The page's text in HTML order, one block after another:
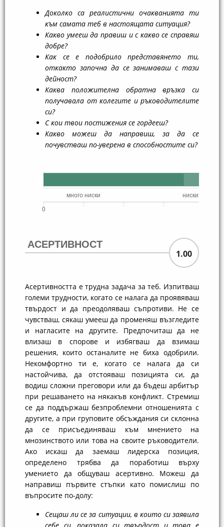
Доколко са реалистични очакванията ти
към самата теб в настоящата ситуация?
Какво умееш да правиш и с какво се справяш
добре?
Как се е подобрило представянето ти,
откакто започна да се занимаваш с тази
дейност?
Каква положителна обратна връзка си
получавала от колегите и ръководителите
си?
С кои твои постижения се гордееш?
Какво можеш да направиш, за да се
почувстваш по-уверена в способностите си?
АСЕРТИВНОСТ
1.00
Асертивността е трудна задача за теб. Изпитваш
големи трудности, когато се налага да проявяваш
твърдост и да преодоляваш съпротиви. Не се
чувстваш, сякаш умееш да променяш възгледите
и нагласите на другите. Предпочиташ да не
влизаш в спорове и избягваш да взимаш
решения, които останалите не биха одобрили.
Некомфортно ти е, когато се налага да си
настойчива, да отстояваш позицията си, да
водиш сложни преговори или да бъдеш арбитър
при решаването на някакъв конфликт. Стремиш
се да поддържаш безпроблемни отношенията с
другите, а при груповите обсъждания си склонна
да се присъединяваш към мнението на
мнозинството или това на своите ръководители.
Ако искаш да заемаш лидерска позиция,
определено трябва да поработиш върху
умението да общуваш асертивно. Можеш да
направиш първите стъпки като помислиш по
въпросите по-долу:
Сещаш ли се за ситуации, в които си заявила